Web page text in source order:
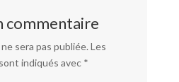
commentaire
sera pas publiée. Les
indiqués avec *